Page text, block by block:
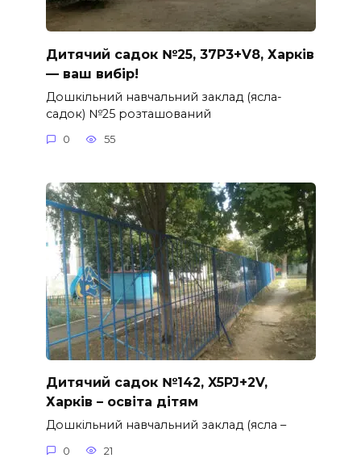
Дитячий садок №25, 37P3+V8, Харків
— ваш вибір!
Дошкільний навчальний заклад (ясла-
садок) №25 розташований
0 55
Дитячий садок №142, X5PJ+2V,
Харків – освіта дітям
Дошкільний навчальний заклад (ясла –
0 21